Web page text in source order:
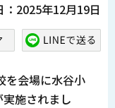
：2025年12月19日
を会場に水谷小
施されまし